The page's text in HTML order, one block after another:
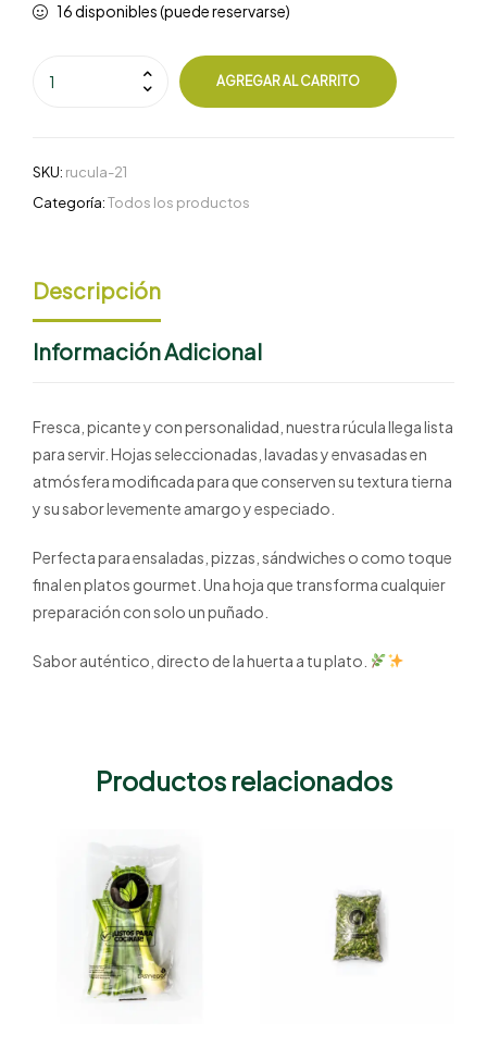
16 disponibles (puede reservarse)
AGREGAR AL CARRITO
SKU: rucula-21
Categoría:Todos los productos
Descripción
Información Adicional
Fresca, picante y con personalidad, nuestra rúcula llega lista
para servir. Hojas seleccionadas, lavadas y envasadas en
atmósfera modificada para que conserven su textura tierna
y su sabor levemente amargo y especiado.
Perfecta para ensaladas, pizzas, sándwiches o como toque
final en platos gourmet. Una hoja que transforma cualquier
preparación con solo un puñado.
Sabor auténtico, directo de la huerta a tu plato.
Productos relacionados